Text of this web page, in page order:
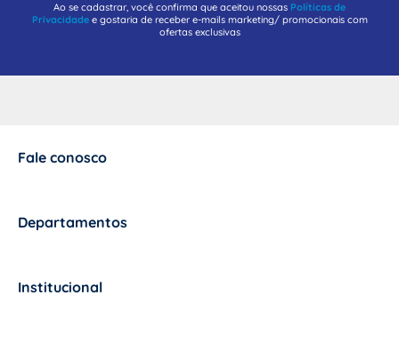
Ao se cadastrar, você confirma que aceitou nossas Políticas de
Privacidadee gostaria de receber e-mails marketing/ promocionais com
ofertas exclusivas
Fale conosco
Departamentos
Institucional